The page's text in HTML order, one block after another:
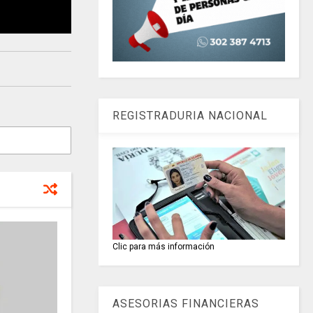
REGISTRADURIA NACIONAL
Clic para más información
ASESORIAS FINANCIERAS